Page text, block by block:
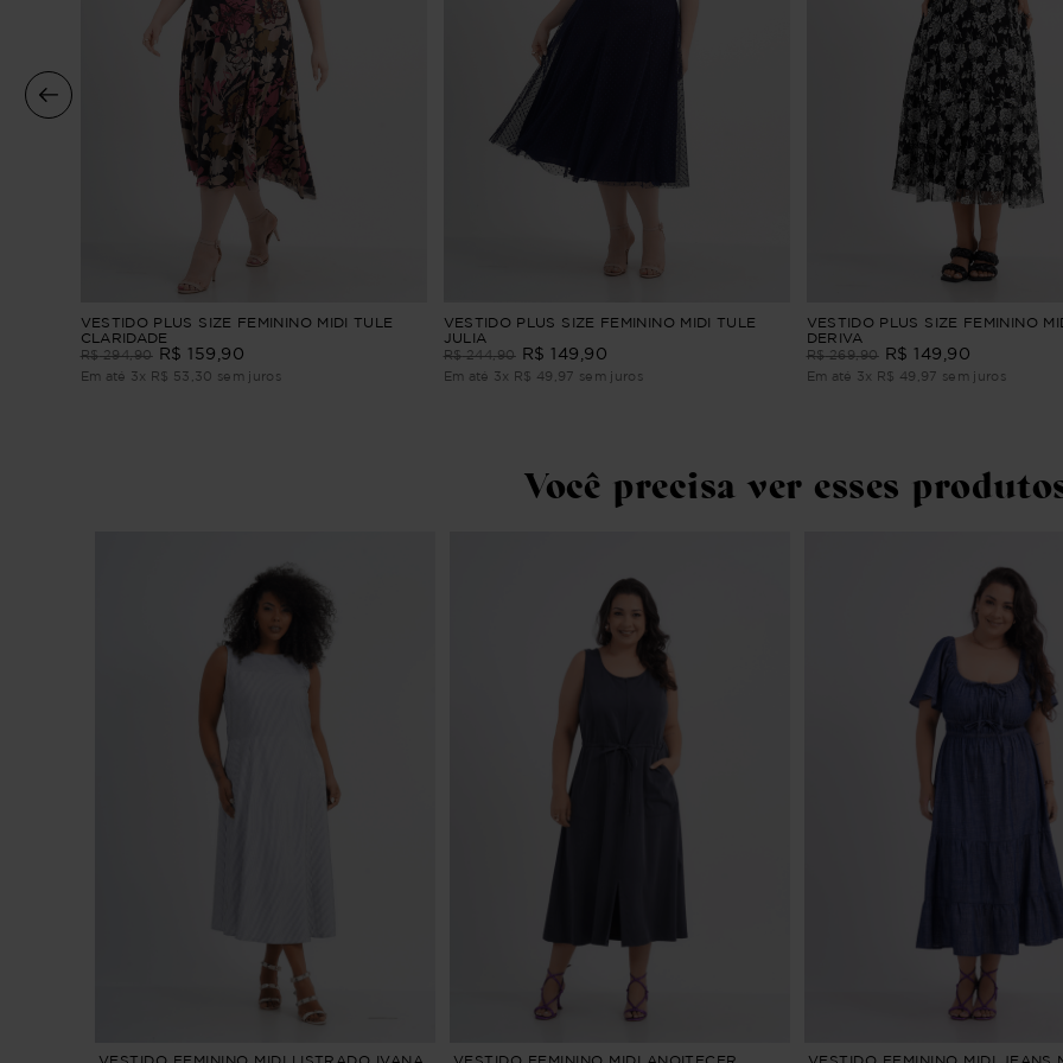
VESTIDO PLUS SIZE FEMININO MIDI TULE
CLARIDADE
R$ 294,90 R$ 159 90
Em até 3x R$ 53 30 sem juros
VESTIDO PLUS SIZE FEMININO MIDI TULE
JULIA
R$ 244,90 R$ 149 90
Em até 3x R$ 49 97 sem juros
VESTIDO PLUS SIZE FEMININO
DERIVA
R$ 269,90 R$ 149 90
Em até 3x R$ 49 97 sem juros
Você precisa ver esses
VESTIDO FEMININO MIDI LISTRADO IVANA VESTIDO FEMININO MIDI ANOITECER VESTIDO FEMININO MIDI JEANS